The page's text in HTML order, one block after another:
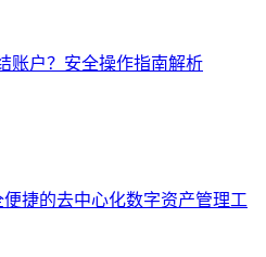
账户？安全操作指南解析
捷的去中心化数字资产管理工